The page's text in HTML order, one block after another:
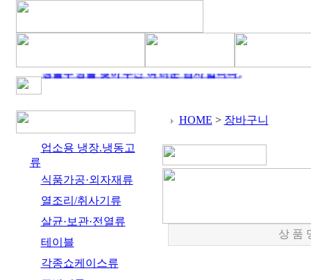
청솔주방을 찾아주신 여러분 감사합니다.
업소용 냉장.냉동고
류
식품가공·외자재류
열조리/취사기류
살균·보관·전열류
테이블
각종쇼케이스류
HOME > 장바구니
상 품